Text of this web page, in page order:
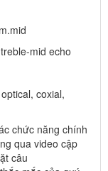
mid echo
coxial,
chức năng chính
qua video cập
câu